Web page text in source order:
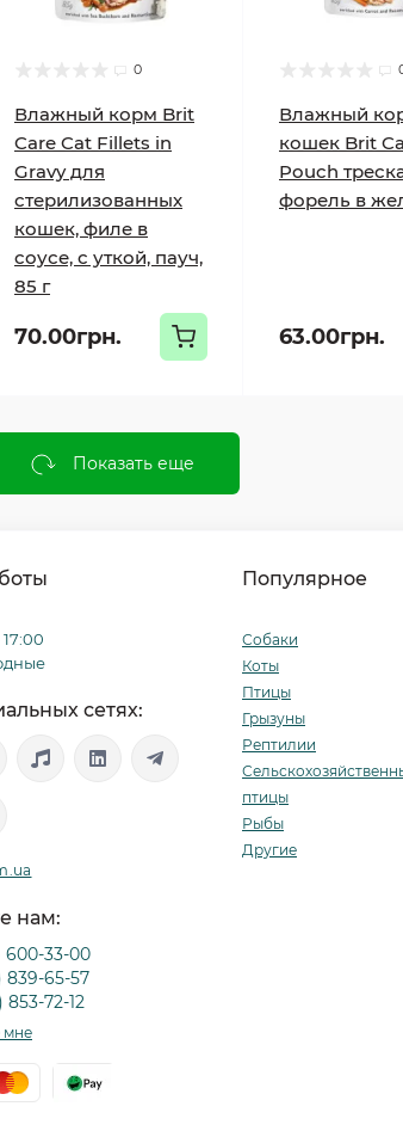
0
Влажный корм Brit
Care Cat Fillets in
Gravy для
стерилизованных
кошек, филе в
соусе, с уткой, пауч,
85 г
70.00грн.
Влажный
кошек Brit
Pouch
форель в
63.00грн.
Показать еще
сетях:
нам:
600-33-00
839-65-57
853-72-12
мне
Популярное
Собаки
Коты
Птицы
Грызуны
Рептилии
птицы
Рыбы
Другие